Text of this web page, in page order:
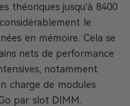
théoriques jusqu’à 8400
le
en mémoire. Cela se
nets de performance
notamment
charge de modules
par slot DIMM.